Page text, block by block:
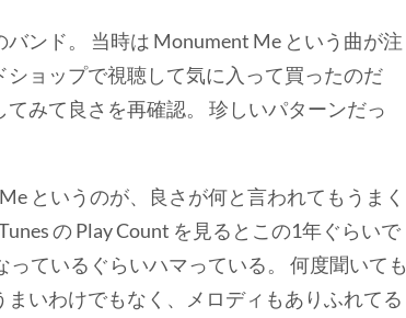
ンド。 当時は Monument Me という曲が注
ショップで視聴して気に入って買ったのだ
みて良さを再確認。 珍しいパターンだっ
というのが、良さが何と言われてもうまく
の Play Count を見るとこの1年ぐらいで
っているぐらいハマっている。 何度聞いても
いわけでもなく、メロディもありふれてる